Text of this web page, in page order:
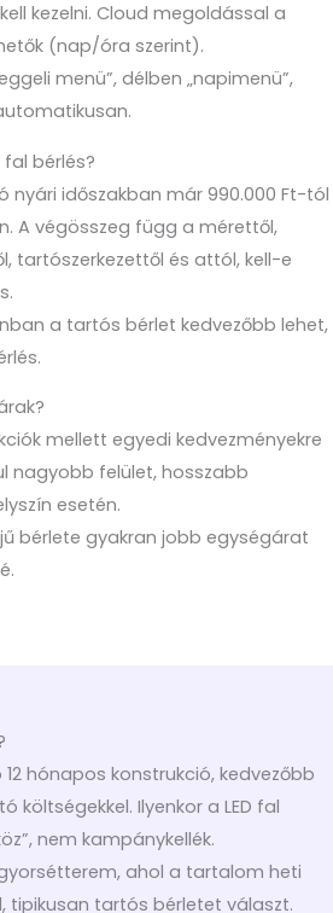
kezelni. Cloud megoldással a
(nap/óra szerint).
menü”, délben „napimenü”,
fal bérlés?
nyári időszakban már 990.000 Ft-tól
A végösszeg függ a mérettől,
tartószerkezettől és attól, kell-e
a tartós bérlet kedvezőbb lehet,
mellett egyedi kedvezményekre
nagyobb felület, hosszabb
esetén.
bérlete gyakran jobb egységárat
hónapos konstrukció, kedvezőbb
költségekkel. Ilyenkor a LED fal
nem kampánykellék.
ahol a tartalom heti
tipikusan tartós bérletet választ.